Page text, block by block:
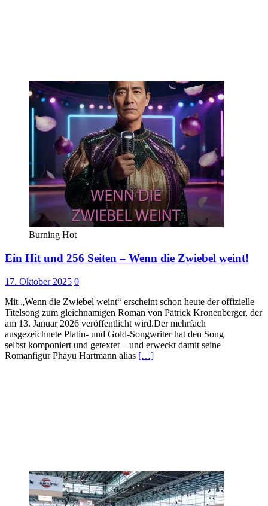
Burning Hot
Ein Hit und 256 Seiten – Wenn die Zwiebel weint!
17. Oktober 2025 0
Mit „Wenn die Zwiebel weint“ erscheint schon heute der offizielle
Titelsong zum gleichnamigen Roman von Patrick Kronenberger, der
am 13. Januar 2026 veröffentlicht wird.Der mehrfach
ausgezeichnete Platin- und Gold-Songwriter hat den Song
selbst komponiert und getextet – und erweckt damit seine
Romanfigur Phayu Hartmann alias […]